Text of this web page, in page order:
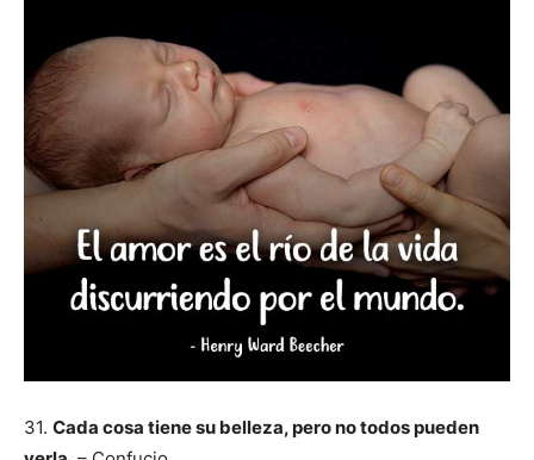
31. Cada cosa tiene su belleza, pero no todos pueden